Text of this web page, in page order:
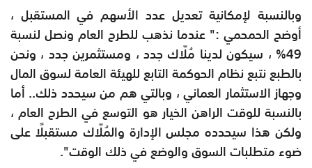
وبالنسبة لإمكانية تعديل عدد الأسهم في المستقبل ،
أوضح الحمحمي :" عندما نذهب للطرح العام ونصل لنسبة
49% ، سيكون لدينا مُلّاك جدد ، ومستثمرين جدد ، ونحن
بالطبع نتبع نظام الحوكمة التابع للهيئة العامة لسوق المال
وجهاز الاستثمار العماني ، وبالتي هم من سيحدد ذلك.. أما
بالنسبة للوقت الراهن الخيار هو التوسع في الطرح العام ،
ولكن هذا سيحدده مجلس الإدارة والمُلّاك مستقبلًا على
ضوء متطلبات السوق والوضع في ذلك الوقت".